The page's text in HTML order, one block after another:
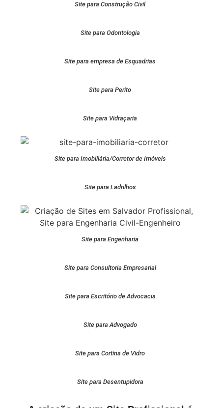
Site para Construção Civil
Site para Odontologia
Site para empresa de Esquadrias
Site para Perito
Site para Vidraçaria
Site para Imobiliária/Corretor de Imóveis
Site para Ladrilhos
Site para Engenharia
Site para Consultoria Empresarial
Site para Escritório de Advocacia
Site para Advogado
Site para Cortina de Vidro
Site para Desentupidora